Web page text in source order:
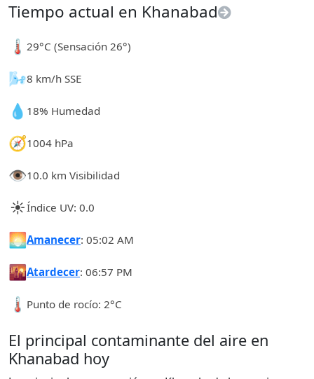
Tiempo actual en Khanabad
🌡️29°C (Sensación 26°)
🌬️8 km/h SSE
💧 18% Humedad
🧭1004 hPa
👁️10.0 km Visibilidad
☀️Índice UV: 0.0
🌅Amanecer: 05:02 AM
🌇Atardecer: 06:57 PM
🌡️ Punto de rocío: 2°C
El principal contaminante del aire en
Khanabad hoy